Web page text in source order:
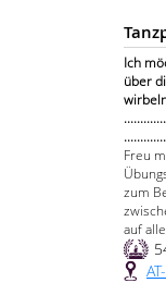
Ich
über
Freu
zum
auf